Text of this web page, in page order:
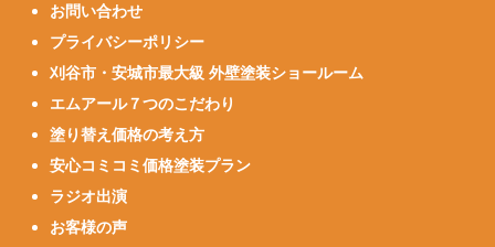
お問い合わせ
プライバシーポリシー
刈谷市・安城市最大級 外壁塗装ショールーム
エムアール７つのこだわり
塗り替え価格の考え方
安心コミコミ価格塗装プラン
ラジオ出演
お客様の声